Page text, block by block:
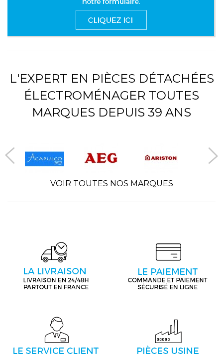
L'EXPERT EN PIÈCES DÉTACHÉES
ÉLECTROMÉNAGER TOUTES
MARQUES DEPUIS 39 ANS
VOIR TOUTES NOS MARQUES